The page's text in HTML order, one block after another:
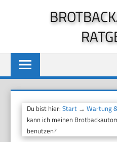
Du bist hier:Start →Wartung
kann ich meinen
benutzen?